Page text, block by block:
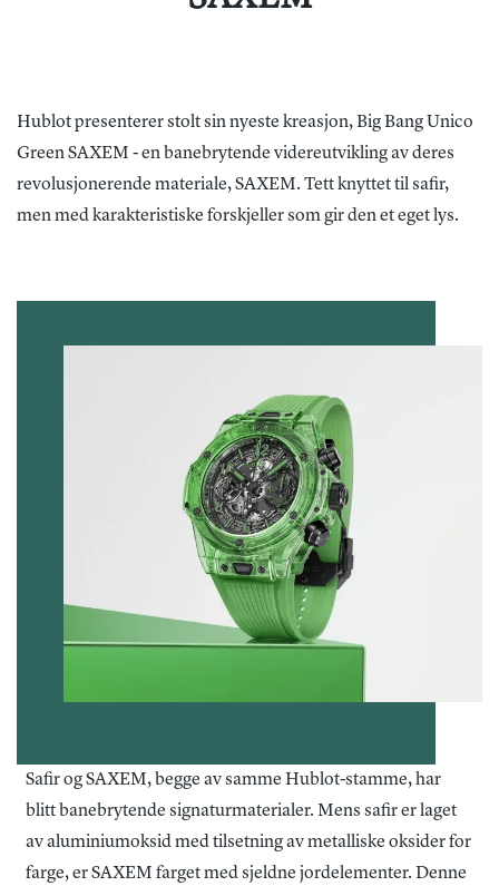
Hublot presenterer stolt sin nyeste kreasjon, Big Bang Unico
Green SAXEM - en banebrytende videreutvikling av deres
revolusjonerende materiale, SAXEM. Tett knyttet til safir,
men med karakteristiske forskjeller som gir den et eget lys.
Safir og SAXEM, begge av samme Hublot-stamme, har
blitt banebrytende signaturmaterialer. Mens safir er laget
av aluminiumoksid med tilsetning av metalliske oksider for
farge, er SAXEM farget med sjeldne jordelementer. Denne